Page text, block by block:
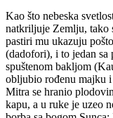
Kao što nebeska
natkriljuje Zemlju, tako
pastiri mu ukazuju
(dadofori), i to jedan sa
spuštenom bakljom
obljubio rođenu majku
Mitra se hranio
kapu, a u ruke je uzeo